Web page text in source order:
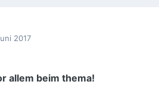
2017
allem beim thema!